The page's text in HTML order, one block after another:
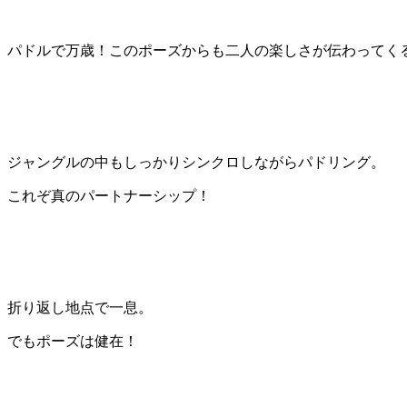
パドルで万歳！このポーズからも二人の楽しさが伝わってく
ジャングルの中もしっかりシンクロしながらパドリング。
これぞ真のパートナーシップ！
折り返し地点で一息。
でもポーズは健在！